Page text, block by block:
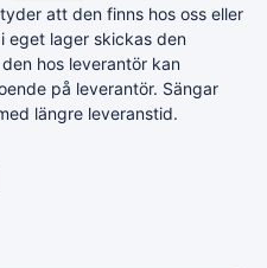
att den finns hos oss eller
eget lager skickas den
hos leverantör kan
på leverantör. Sängar
längre leveranstid.